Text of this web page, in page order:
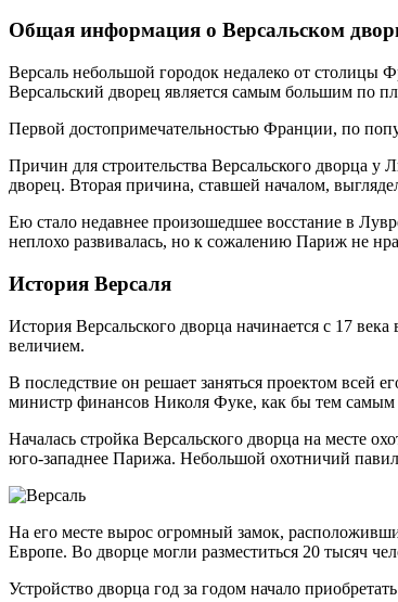
Общая информация о Версальском
Версаль небольшой городок недалеко от столицы
Версальский дворец является самым большим по
Первой достопримечательностью Франции, по
Причин для строительства Версальского дворца
дворец. Вторая причина, ставшей началом,
Ею стало недавнее произошедшее восстание в
неплохо развивалась, но к сожалению Париж не
История Версаля
История Версальского дворца начинается с 17
величием.
В последствие он решает заняться проектом всей
министр финансов Николя Фуке, как бы тем
Началась стройка Версальского дворца на месте
юго-западнее Парижа. Небольшой охотничий
На его месте вырос огромный замок,
Европе. Во дворце могли разместиться 20 тысяч
Устройство дворца год за годом начало